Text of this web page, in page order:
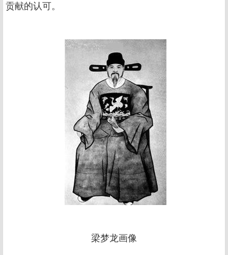
贡献的认可。
梁梦龙画像